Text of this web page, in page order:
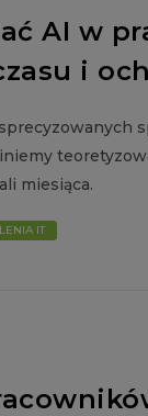
AI w
i
miesiąca.
IT